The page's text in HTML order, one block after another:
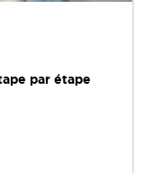
par étape